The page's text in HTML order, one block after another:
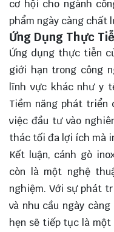
cơ hội cho ngành
phẩm ngày càng chất
Ứng Dụng Thực
Ứng dụng thực tiễn
giới hạn trong công
lĩnh vực khác như y
Tiềm năng phát triển
việc đầu tư vào
thác tối đa lợi ích mà
Kết luận, cánh gò
còn là một nghệ
nghiệm. Với sự phát
và nhu cầu ngày
hẹn sẽ tiếp tục là một